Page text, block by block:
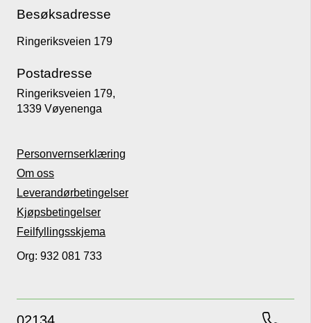
Besøksadresse
Ringeriksveien 179
Postadresse
Ringeriksveien 179,
1339 Vøyenenga
Personvernserklæring
Om oss
Leverandørbetingelser
Kjøpsbetingelser
Feilfyllingsskjema
Org: 932 081 733